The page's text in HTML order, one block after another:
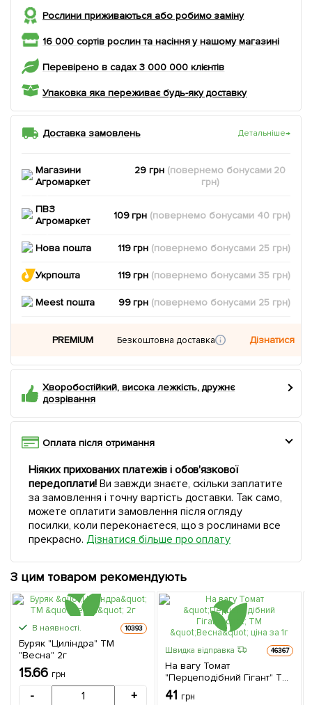
Рослини приживаються або робимо заміну
16 000 сортів рослин та насіння у нашому магазині
Перевірено в садах 3 000 000 клієнтів
Упаковка яка переживає будь-яку доставку
Доставка замовлень Детальніше→
Магазини
Агромаркет
29 грн (повернемобонусами 20
грн)
ПВЗ
Агромаркет
109 грн (повернемо бонусами 40 грн)
Нова пошта 119 грн (повернемо бонусами 25 грн)
Укрпошта 119 грн (повернемо бонусами35 грн)
Meest пошта 99 грн (повернемо бонусами 25 грн)
PREMIUM Безкоштовна доставка Дізнатися
Хворобостійкий, висока лежкість, дружнє
дозрівання
Оплата після отримання
Ніяких прихованих платежів і обов'язкової
передоплати!Ви завжди знаєте, скільки заплатите
за замовлення і точну вартість доставки. Так само,
можете оплатити замовлення після огляду
посилки, коли переконаєтеся, що з рослинами все
прекрасно. Дізнатися більше про оплату
З цим товаром рекомендують
В наявності. 10393
Буряк "Циліндра" ТМ
"Весна" 2г
15.66 грн
- +
Швидка відправка 46367
На вагу Томат
"Перцеподібний Гігант" ТМ
"Весна" ціна за 1г
41 грн